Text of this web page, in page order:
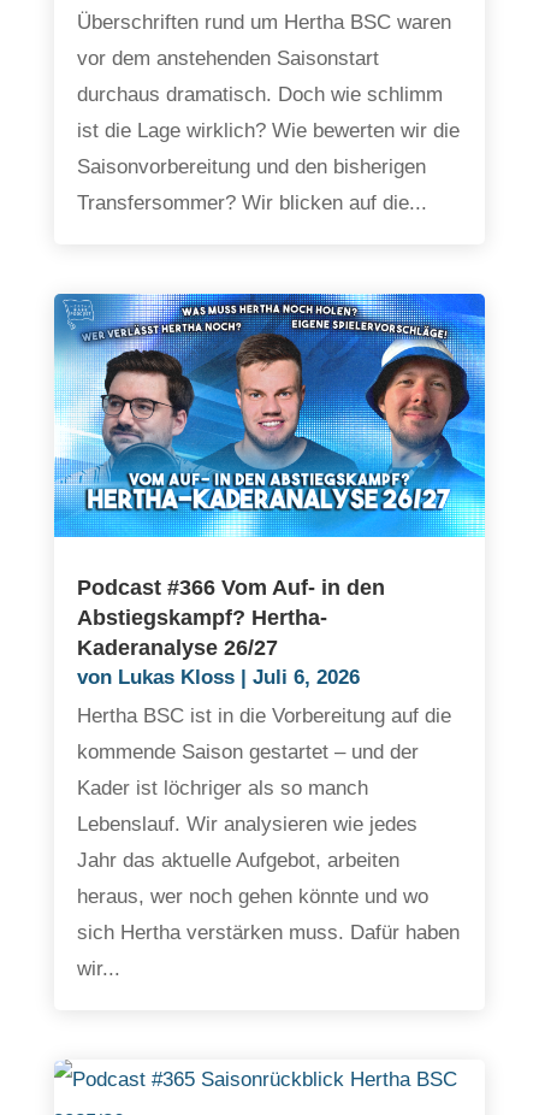
Überschriften rund um Hertha BSC waren
vor dem anstehenden Saisonstart
durchaus dramatisch. Doch wie schlimm
ist die Lage wirklich? Wie bewerten wir die
Saisonvorbereitung und den bisherigen
Transfersommer? Wir blicken auf die...
Podcast #366 Vom Auf- in den
Abstiegskampf? Hertha-
Kaderanalyse 26/27
von Lukas Kloss| Juli 6, 2026
Hertha BSC ist in die Vorbereitung auf die
kommende Saison gestartet – und der
Kader ist löchriger als so manch
Lebenslauf. Wir analysieren wie jedes
Jahr das aktuelle Aufgebot, arbeiten
heraus, wer noch gehen könnte und wo
sich Hertha verstärken muss. Dafür haben
wir...